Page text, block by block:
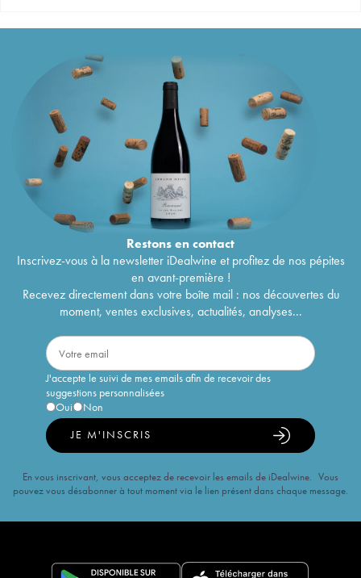
Restons encontact
Inscrivez-vous à la newsletter iDealwine et profitez de nos pépites
en avant-première !
Recevez directement dans votre boîte mail : nos découvertes du
moment, ventes exclusives, actualités, analyses...
J'accepte le suivi de mes emails afin de recevoir des
suggestions personnalisées
Oui
Non
JE M'INSCRIS
En vous inscrivant, vous acceptez de recevoir les emails de iDealwine. Vous
pouvez vous désabonner à tout moment via le lien présent dans chaque message.